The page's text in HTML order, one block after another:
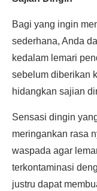
Bagi yang ingin
sederhana, Anda
kedalam lemari
sebelum diberikan
hidangkan sajian
Sensasi dingin
meringankan rasa
waspada agar
terkontaminasi
justru dapat